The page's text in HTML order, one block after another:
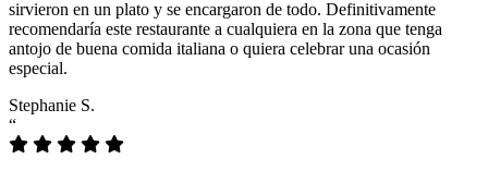
sirvieron en un plato y se encargaron de todo. Definitivamente
recomendaría este restaurante a cualquiera en la zona que tenga
antojo de buena comida italiana o quiera celebrar una ocasión
especial.
Stephanie S.
“